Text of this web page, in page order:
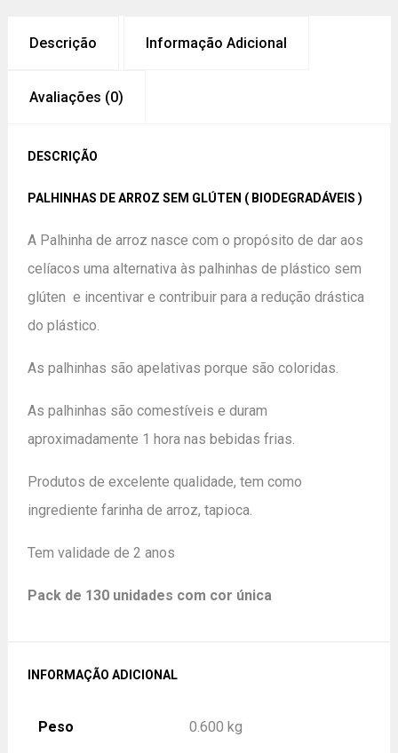
Descrição Informação Adicional
Avaliações (0)
DESCRIÇÃO
PALHINHAS DE ARROZ SEM GLÚTEN ( BIODEGRADÁVEIS )
A Palhinha de arroz nasce com o propósito de dar aos
celíacos uma alternativa às palhinhas de plástico sem
glúten e incentivar e contribuir para a redução drástica
do plástico.
As palhinhas são apelativas porque são coloridas.
As palhinhas são comestíveis e duram
aproximadamente 1 hora nas bebidas frias.
Produtos de excelente qualidade, tem como
ingrediente farinha de arroz, tapioca.
Tem validade de 2 anos
Pack de 130 unidades com cor única
INFORMAÇÃO ADICIONAL
Peso 0.600 kg